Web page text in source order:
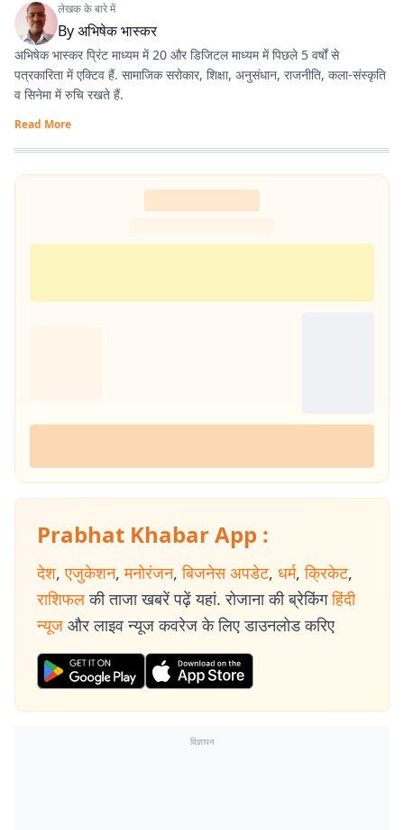
लेखक के बारे में
Byअभिषेक भास्कर
अभिषेक भास्कर प्रिंट माध्यम में 20 और डिजिटल माध्यम में पिछले 5 वर्षों से
पत्रकारिता में एक्टिव हैं. सामाजिक सरोकार, शिक्षा, अनुसंधान, राजनीति, कला-संस्कृति
व सिनेमा में रुचि रखते हैं.
Read More
Prabhat Khabar App :
देश, एजुकेशन, मनोरंजन, बिजनेस अपडेट, धर्म, क्रिकेट,
राशिफल की ताजा खबरें पढ़ें यहां. रोजाना की ब्रेकिंग हिंदी
न्यूज और लाइव न्यूज कवरेज के लिए डाउनलोड करिए
विज्ञापन